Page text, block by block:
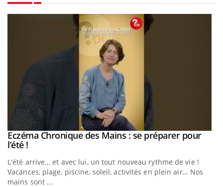
Youtube
Eczéma Chronique des Mains : se préparer pour
l’été !Youtube
L'été arrive… et avec lui, un tout nouveau rythme de vie !
Vacances, plage, piscine, soleil, activités en plein air… Nos
mains sont ...